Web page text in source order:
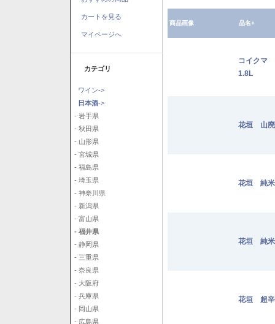
カートを見る
マイページへ
カテゴリ
ワイン->
日本酒->
- 岩手県
- 秋田県
- 山形県
- 宮城県
- 福島県
- 埼玉県
- 神奈川県
- 新潟県
- 富山県
- 福井県
- 静岡県
- 三重県
- 奈良県
- 大阪府
- 兵庫県
- 岡山県
- 広島県
商品画像 品名+
コイク
1.8L
花垣 山
花垣 純
花垣 純
花垣 超